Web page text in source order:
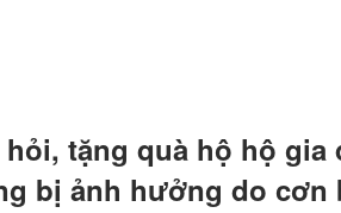
tặng quà hộ hộ gia
bị ảnh hưởng do cơn